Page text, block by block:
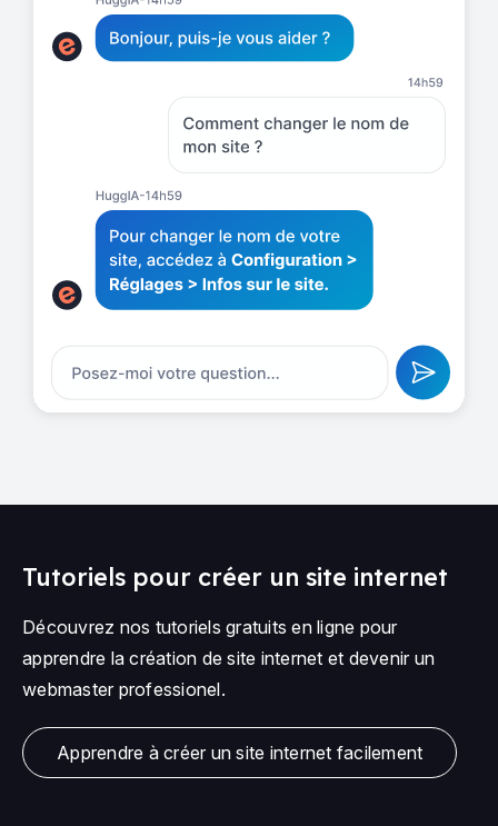
Tutoriels pour créer un site internet
Découvrez nos tutoriels gratuits en ligne pour
apprendre la création de site internet et devenir un
webmaster professionel.
Apprendre à créer un site internet facilement